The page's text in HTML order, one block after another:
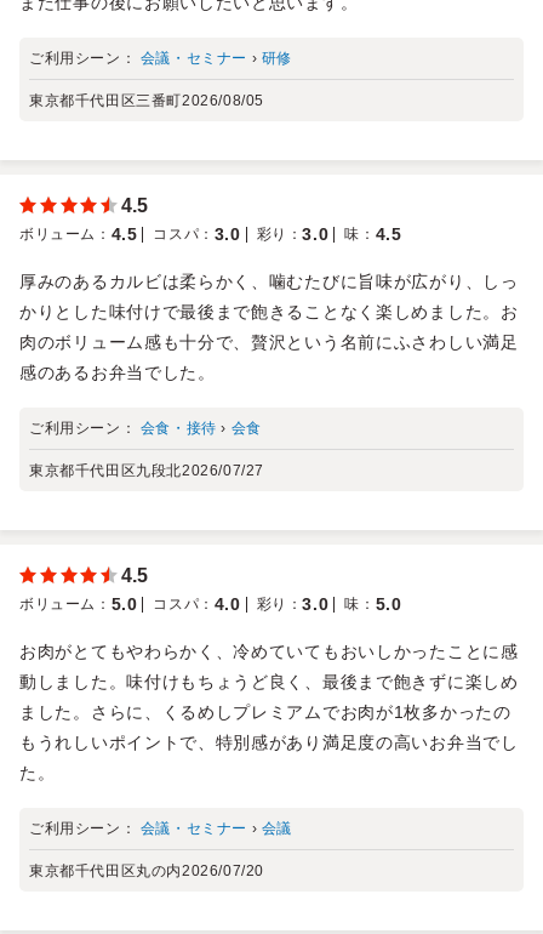
ご利用シーン： 会議・セミナー › 研修
東京都千代田区三番町2026/08/05
4.5
ボリューム ： 4.5 コスパ ： 3.0 彩り ：3.0 味 ： 4.5
厚みのあるカルビは柔らかく、噛むたびに旨味が広がり、しっ
かりとした味付けで最後まで飽きることなく楽しめました。お
肉のボリューム感も十分で、贅沢という名前にふさわしい満足
感のあるお弁当でした。
ご利用シーン： 会食・接待 › 会食
東京都千代田区九段北2026/07/27
4.5
ボリューム ： 5.0 コスパ ： 4.0 彩り ：3.0 味 ： 5.0
お肉がとてもやわらかく、冷めていてもおいしかったことに感
動しました。味付けもちょうど良く、最後まで飽きずに楽しめ
ました。さらに、くるめしプレミアムでお肉が1枚多かったの
もうれしいポイントで、特別感があり満足度の高いお弁当でし
た。
ご利用シーン： 会議・セミナー › 会議
東京都千代田区丸の内2026/07/20